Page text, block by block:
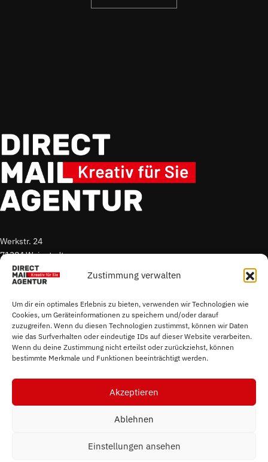
Zustimmung verwalten
Um dir ein optimales Erlebnis zu bieten, verwenden wir Technologien wie
Cookies, um Geräteinformationen zu speichern und/oder darauf
zuzugreifen. Wenn du diesen Technologien zustimmst, können wir Daten
wie das Surfverhalten oder eindeutige IDs auf dieser Website verarbeiten.
Wenn du deine Zustimmung nicht erteilst oder zurückziehst, können
bestimmte Merkmale und Funktionen beeinträchtigt werden.
Akzeptieren
Ablehnen
Einstellungen ansehen
Werkstr. 24
71384 Weinstadt
T. +49 7151 96 52 300
Impressum
Datenschutz